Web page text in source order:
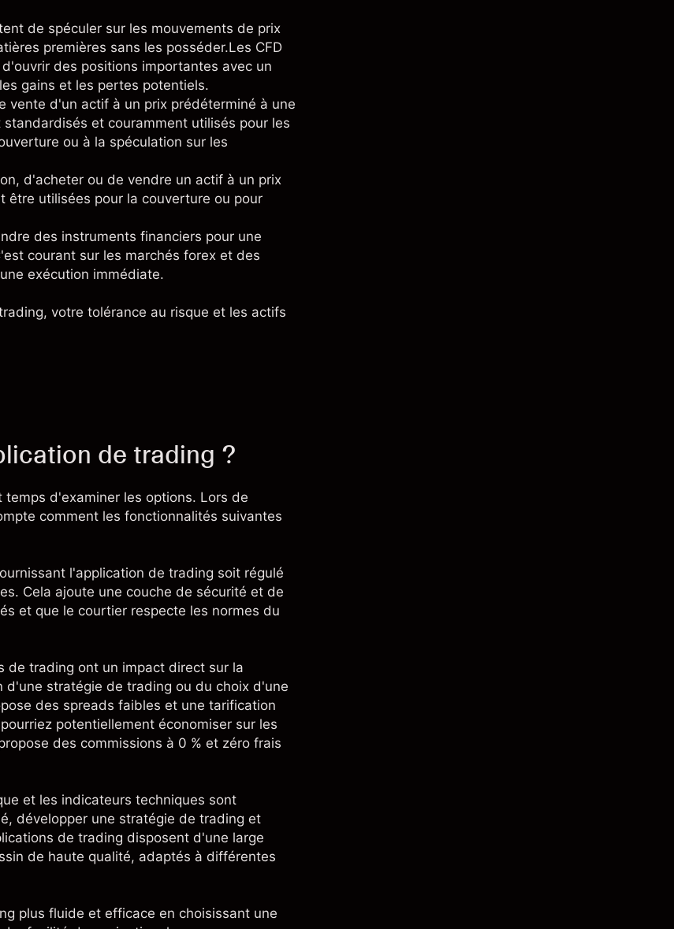
de spéculer sur les mouvements de prix
premières sans les posséder.Les CFD
des positions importantes avec un
gains et les pertes potentiels.
vente d'un actif à un prix prédéterminé à une
et couramment utilisés pour les
ou à la spéculation sur les
d'acheter ou de vendre un actif à un prix
utilisées pour la couverture ou pour
des instruments financiers pour une
courant sur les marchés forex et des
exécution immédiate.
votre tolérance au risque et les actifs
de trading ?
d'examiner les options. Lors de
comment les fonctionnalités suivantes
l'application de trading soit régulé
Cela ajoute une couche de sécurité et de
et que le courtier respecte les normes du
de trading ont un impact direct sur la
stratégie de trading ou du choix d'une
des spreads faibles et une tarification
potentiellement économiser sur les
des commissions à 0 % et zéro frais
et les indicateurs techniques sont
développer une stratégie de trading et
de trading disposent d'une large
de haute qualité, adaptés à différentes
plus fluide et efficace en choisissant une